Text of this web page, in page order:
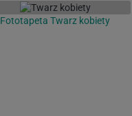
Fototapeta Twarz kobiety